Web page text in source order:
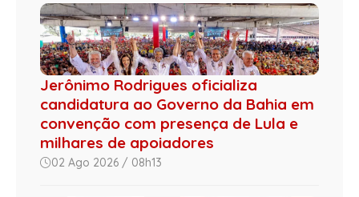
Jerônimo Rodrigues oficializa
candidatura ao Governo da Bahia em
convenção com presença de Lula e
milhares de apoiadores
02 Ago 2026 / 08h13